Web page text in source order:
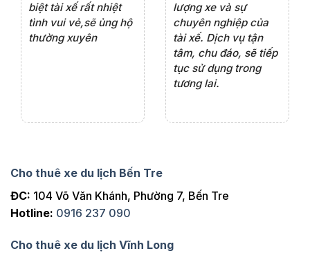
biệt tài xế rất nhiệt
tình vui vẻ,sẽ ủng hộ
thường xuyên
lượng xe và sự
chuyên nghiệp của
tài xế. Dịch vụ tận
tâm, chu đáo, sẽ tiếp
tục sử dụng trong
tương lai.
Cho thuê xe du lịch Bến Tre
ĐC: 104 Võ Văn Khánh, Phường 7, Bến Tre
Hotline: 0916 237 090
Cho thuê xe du lịch Vĩnh Long